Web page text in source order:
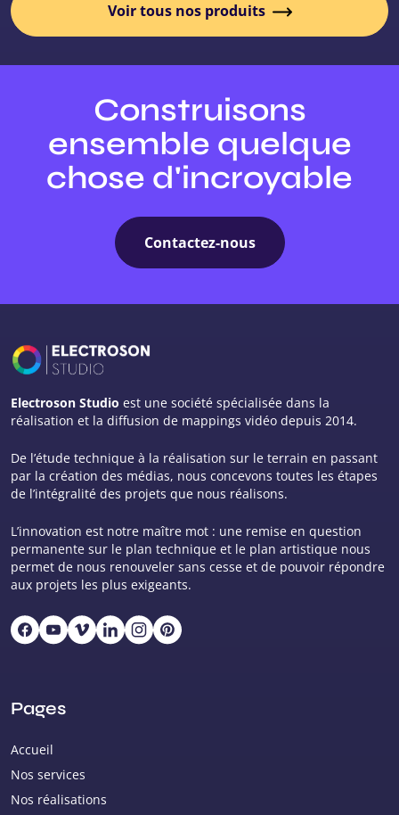
Voir tous nos produits
Construisons
ensemble quelque
chose d'incroyable
Contactez-nous
Electroson Studio est une société spécialisée dans la
réalisation et la diffusion de mappings vidéo depuis 2014.
De l’étude technique à la réalisation sur le terrain en passant
par la création des médias, nous concevons toutes les étapes
de l’intégralité des projets que nous réalisons.
L’innovation est notre maître mot : une remise en question
permanente sur le plan technique et le plan artistique nous
permet de nous renouveler sans cesse et de pouvoir répondre
aux projets les plus exigeants.
Pages
Accueil
Nos services
Nos réalisations